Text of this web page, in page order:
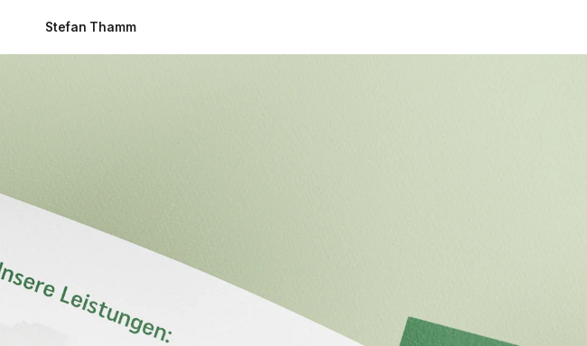
Stefan Thamm